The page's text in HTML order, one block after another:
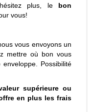
plus, le bon
vous!
vous envoyons un
mettre où bon vous
Possibilité
supérieure ou
en plus les frais